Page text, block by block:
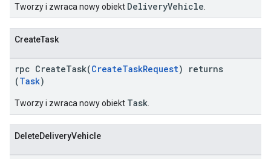
Tworzy i zwraca nowy obiekt DeliveryVehicle
CreateTask
rpc CreateTask(CreateTaskRequest) returns
(Task)
Tworzy i zwraca nowy obiekt Task
DeleteDeliveryVehicle